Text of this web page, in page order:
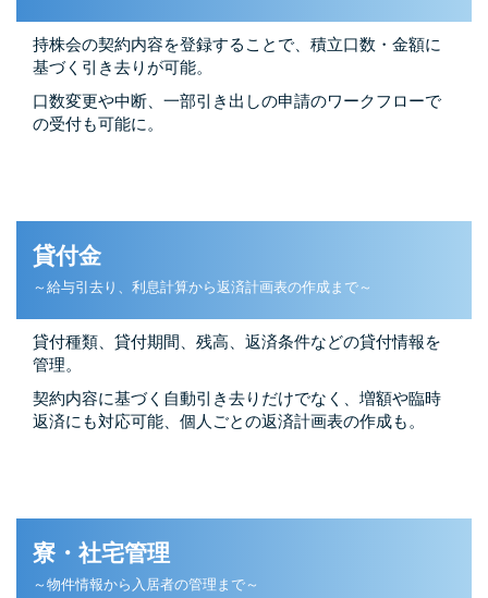
持株会の契約内容を登録することで、積立口数・金額に
基づく引き去りが可能。
口数変更や中断、一部引き出しの申請のワークフローで
の受付も可能に。
貸付金
～給与引去り、利息計算から返済計画表の作成まで～
貸付種類、貸付期間、残高、返済条件などの貸付情報を
管理。
契約内容に基づく自動引き去りだけでなく、増額や臨時
返済にも対応可能、個人ごとの返済計画表の作成も。
寮・社宅管理
～物件情報から入居者の管理まで～